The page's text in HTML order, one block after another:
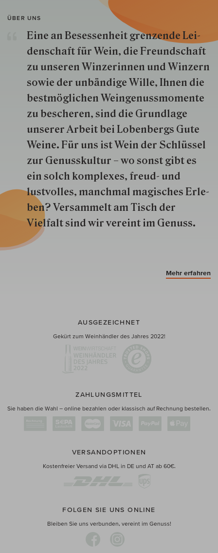
ÜBER UNS
Eine an Besessenheit gren­zende Lei­
den­schaft für Wein, die Freund­schaft
zu unseren Win­zer­innen und Win­zern
so­wie der un­bän­dige Wille, Ihnen die
best­mög­lich­en Wein­genuss­momente
zu besche­ren, sind die Grund­lage
unserer Arbeit bei Lobenbergs Gute
Weine. Für uns ist Wein der Schlüs­sel
zur Genuss­kultur – wo sonst gibt es
ein solch kom­plexes, freud- und
lustvolles, manchmal ma­gisch­es Er­le­
ben? Versammelt am Tisch der
Vielfalt sind wir ver­eint im Genuss.
Mehr erfahren
AUSGEZEICHNET
Gekürt zum Weinhändler des Jahres 2022!
ZAHLUNGSMITTEL
Sie haben die Wahl – online bezahlen oder klassisch auf Rechnung bestellen.
VERSANDOPTIONEN
Kostenfreier Versand via DHL in DE und AT ab 60€.
FOLGEN SIE UNS ONLINE
Bleiben Sie uns verbunden, vereint im Genuss!